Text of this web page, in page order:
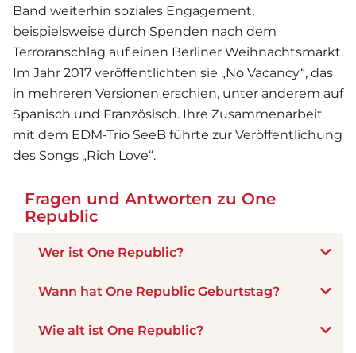
Band weiterhin soziales Engagement,
beispielsweise durch Spenden nach dem
Terroranschlag auf einen Berliner Weihnachtsmarkt.
Im Jahr 2017 veröffentlichten sie „No Vacancy“, das
in mehreren Versionen erschien, unter anderem auf
Spanisch und Französisch. Ihre Zusammenarbeit
mit dem EDM-Trio SeeB führte zur Veröffentlichung
des Songs „Rich Love“.
Fragen und Antworten zu One
Republic
Wer ist One Republic?
Wann hat One Republic Geburtstag?
Wie alt ist One Republic?